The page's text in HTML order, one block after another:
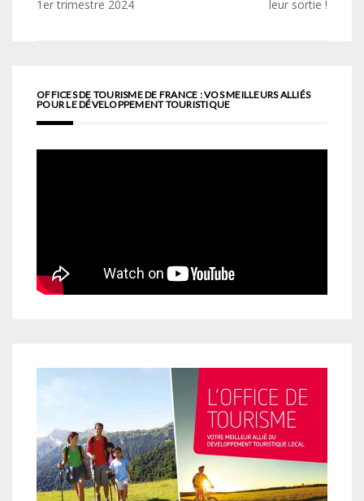
de
1er trimestre 2024 leur sortie !
OFFICES DE TOURISME DE FRANCE : VOS MEILLEURS ALLIÉS
POUR LE DÉVELOPPEMENT TOURISTIQUE